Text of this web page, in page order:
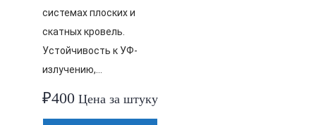
системах плоских и
скатных кровель.
Устойчивость к УФ-
излучению,…
₽400 Цена за штуку